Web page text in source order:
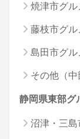
焼津市グル
藤枝市グル
島田市グル
その他（中
静岡県東部グ
沼津・三島